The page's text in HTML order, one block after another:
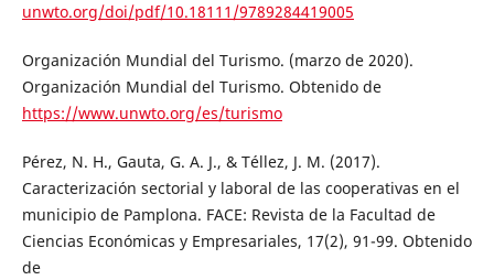
unwto.org/doi/pdf/10.18111/9789284419005
Organización Mundial del Turismo. (marzo de 2020).
Organización Mundial del Turismo. Obtenido de
https://www.unwto.org/es/turismo
Pérez, N. H., Gauta, G. A. J., & Téllez, J. M. (2017).
Caracterización sectorial y laboral de las cooperativas en el
municipio de Pamplona. FACE: Revista de la Facultad de
Ciencias Económicas y Empresariales, 17(2), 91-99. Obtenido
de